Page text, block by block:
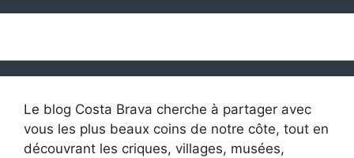
Le blog Costa Brava cherche à partager avec
vous les plus beaux coins de notre côte, tout en
découvrant les criques, villages, musées,